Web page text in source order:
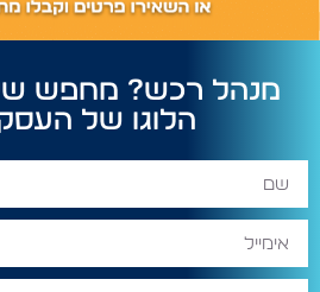
מנהל רכש? מחפש
הלוגו של